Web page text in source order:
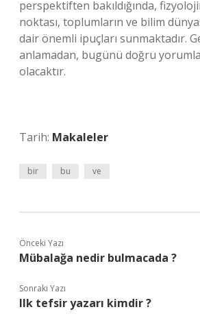
perspektiften bakıldığında,
noktası, toplumların ve bilim
dair önemli ipuçları sunmaktadır.
anlamadan, bugünü doğru
olacaktır.
Tarih: Makaleler
bir bu ve
Önceki Yazı
Mübalağa nedir bulmacada ?
Sonraki Yazı
Ilk tefsir yazarı kimdir ?